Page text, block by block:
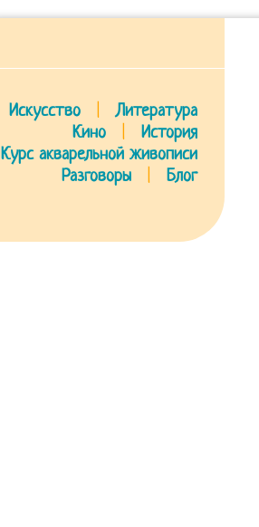
Искусство
Литература
Кино
История
Курс акварельной живописи
Разговоры
Блог